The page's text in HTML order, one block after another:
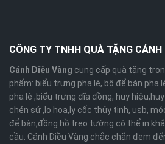
CÔNG TY TNHH QUÀ TẶNG CÁNH
Cánh Diều Vàng cung cấp quà tặng
phẩm: biểu trưng pha lê, bộ để bàn pha
pha lê ,biểu trưng đĩa đồng, huy
chén sứ ,lọ hoa,ly cốc thủy tinh, usb,
để bàn,đồng hồ treo tường có thể in
cầu. Cánh Diều Vàng chắc chắn đem